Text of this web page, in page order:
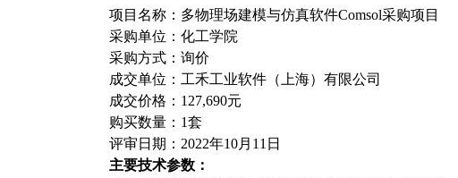
项目名称： 多物理场建模与仿真软件Comsol采购项目
采购单位：化工学院
采购方式：询价
成交单位： 工禾工业软件（上海）有限公司
成交价格：127,690元
购买数量：1套
评审日期：2022年10月 11 日
主要技术参数：